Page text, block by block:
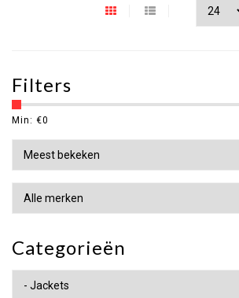
Filters
Min: €0
Categorieën